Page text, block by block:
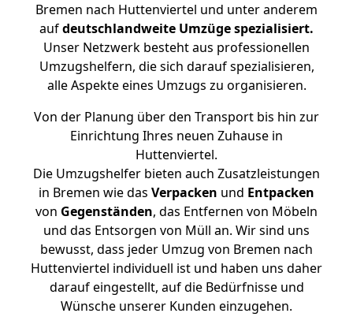
Bremen nach Huttenviertel und unter anderem
aufdeutschlandweite Umzüge spezialisiert.
Unser Netzwerk besteht aus professionellen
Umzugshelfern, die sich darauf spezialisieren,
alle Aspekte eines Umzugs zu organisieren.
Von der Planung über den Transport bis hin zur
Einrichtung Ihres neuen Zuhause in
Huttenviertel.
Die Umzugshelfer bieten auch Zusatzleistungen
in Bremen wie das Verpacken und Entpacken
von Gegenständen, das Entfernen von Möbeln
und das Entsorgen von Müll an. Wir sind uns
bewusst, dass jeder Umzug von Bremen nach
Huttenviertel individuell ist und haben uns daher
darauf eingestellt, auf die Bedürfnisse und
Wünsche unserer Kunden einzugehen.